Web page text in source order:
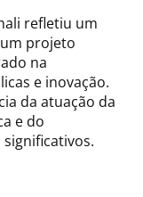
refletiu um
projeto
na
e inovação.
da atuação da
e do